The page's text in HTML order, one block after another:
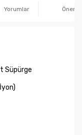
Yorumlar
Süpürge